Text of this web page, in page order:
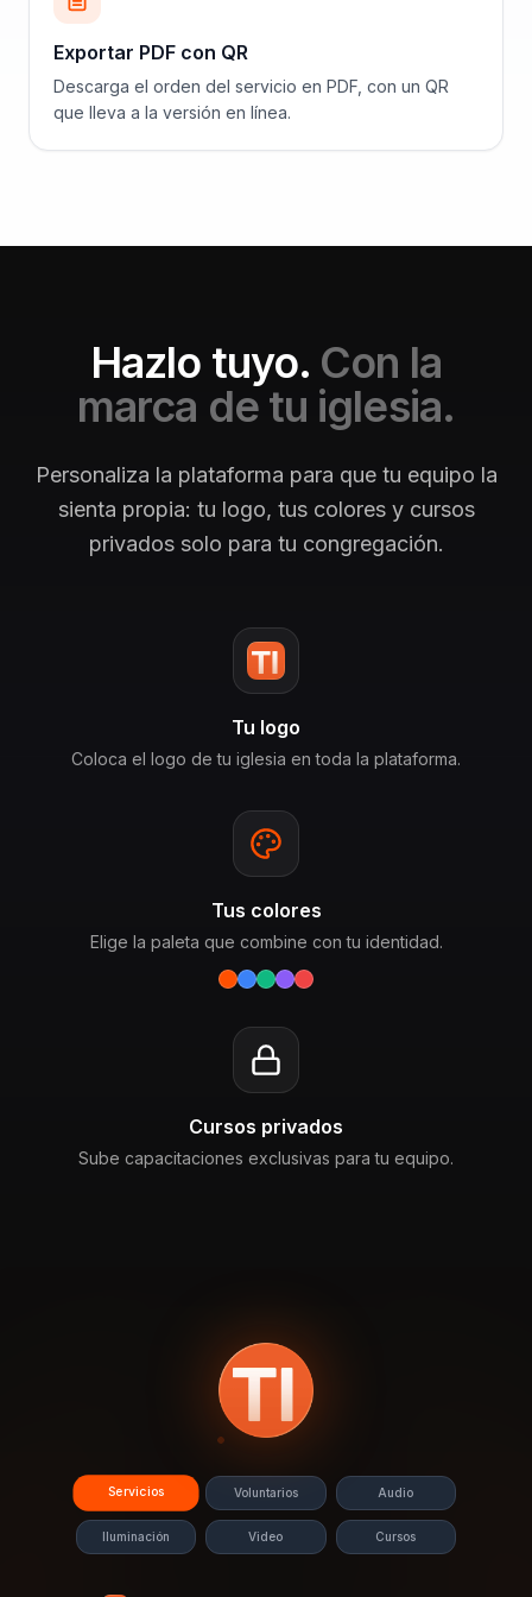
Exportar PDF con QR
Descarga el orden del servicio en PDF, con un QR
que lleva a la versión en línea.
Hazlo tuyo. Con la
marca de tu iglesia.
Personaliza la plataforma para que tu equipo la
sienta propia: tu logo, tus colores y cursos
privados solo para tu congregación.
Tu logo
Coloca el logo de tu iglesia en toda la plataforma.
Tus colores
Elige la paleta que combine con tu identidad.
Cursos privados
Sube capacitaciones exclusivas para tu equipo.
Servicios Voluntarios Audio
Iluminación Video Cursos